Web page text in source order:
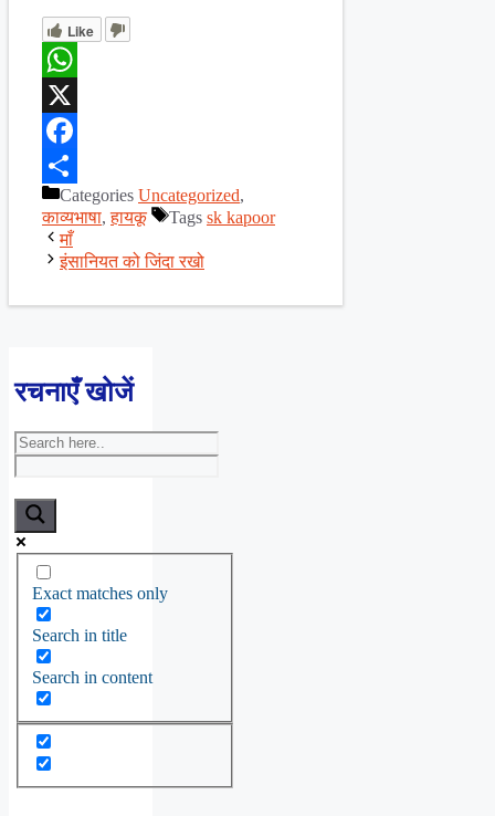
Like
WhatsApp
X
Facebook
ShareCategories Uncategorized,
काव्यभाषा,हायकू Tags sk kapoor
माँ
इंसानियत को जिंदा रखो
रचनाएँ खोजें
Exact matches only
Search in title
Search in content